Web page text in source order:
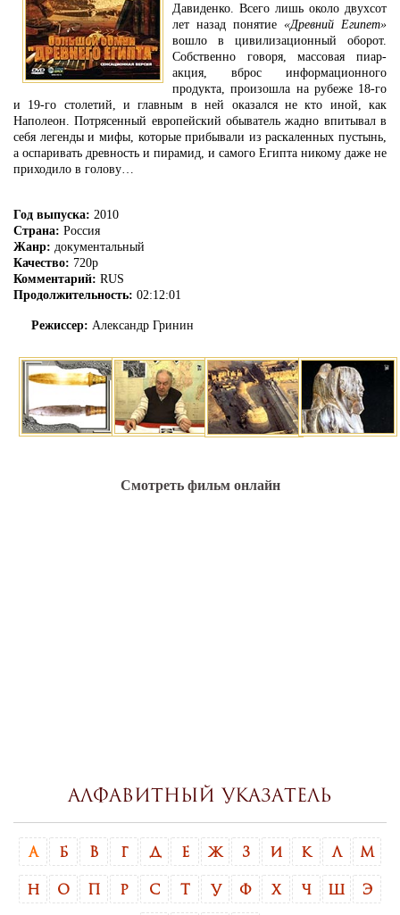
Давиденко. Всего лишь около двухсот
лет назад понятие «Древний Египет»
вошло в цивилизационный оборот.
Собственно говоря, массовая пиар-
акция, вброс информационного
продукта, произошла на рубеже 18-го
и 19-го столетий, и главным в ней оказался не кто иной, как
Наполеон. Потрясенный европейский обыватель жадно впитывал в
себя легенды и мифы, которые прибывали из раскаленных пустынь,
а оспаривать древность и пирамид, и самого Египта никому даже не
приходило в голову…
Год выпуска: 2010
Страна: Россия
Жанр: документальный
Качество: 720p
Комментарий: RUS
Продолжительность: 02:12:01
Режиссер: Александр Гринин
Смотреть фильм онлайн
Алфавитный указатель
А Б В Г Д Е Ж З И К Л М
Н О Р С Т У Ф Х Ч Э